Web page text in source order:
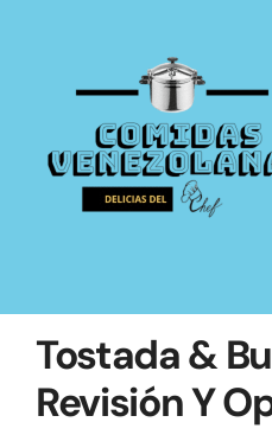
contenido
Tostada &
Revisión Y